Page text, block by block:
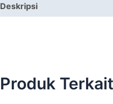
Deskripsi
Produk Terkait